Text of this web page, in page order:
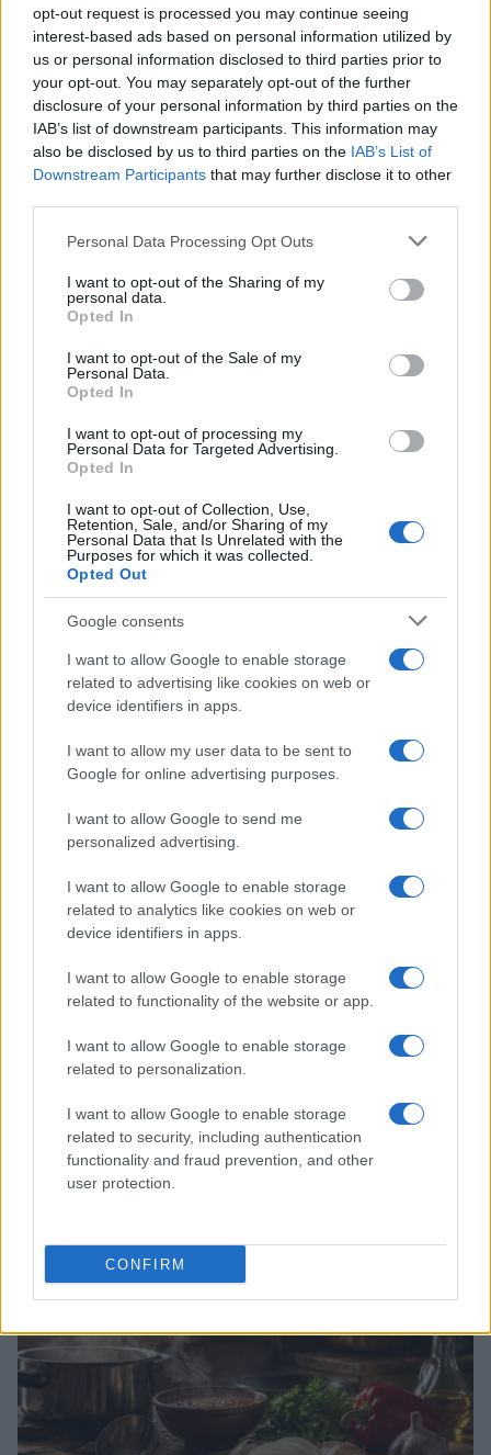
opt-out request is processed you may continue seeing
interest-based ads based on personal information utilized by
us or personal information disclosed to third parties prior to
your opt-out. You may separately opt-out of the further
disclosure of your personal information by third parties on the
IAB’s list of downstream participants. This information may
also be disclosed by us to third parties on the IAB’s List of
Downstream Participants that may further disclose it to other
Please note that this website/app uses one or more Google
not limited to your visit or usage behaviour. You may click to
grant or deny consent to Google and its third-party tags to
use your data for below specified purposes in below Google
consent section.
Personal Data Processing Opt Outs
I want to opt-out of the Sharing of my
personal data.
Opted In
I want to opt-out of the Sale of my
Personal Data.
Opted In
I want to opt-out of processing my
Personal Data for Targeted Advertising.
Opted In
I want to opt-out of Collection, Use,
Retention, Sale, and/or Sharing of my
Personal Data that Is Unrelated with the
Purposes for which it was collected.
Opted Out
Google consents
I want to allow Google to enable storage
related to advertising like cookies on web or
device identifiers in apps.
I want to allow my user data to be sent to
Google for online advertising purposes.
I want to allow Google to send me
personalized advertising.
I want to allow Google to enable storage
related to analytics like cookies on web or
device identifiers in apps.
I want to allow Google to enable storage
related to functionality of the website or app.
I want to allow Google to enable storage
related to personalization.
I want to allow Google to enable storage
related to security, including authentication
functionality and fraud prevention, and other
user protection.
CONFIRM
AUTOR
Ilaria Galli
Ilaria Galli firmó el desk que destapó un caso
administrativo en Trieste tras solicitudes de
acceso a documentos en el Ayuntamiento,
manteniendo la línea editorial de rigor
Porto Vecchio.
Medidas, iluminación y almacenamiento para una isla
de cocina funcional
CONSEJOS DE COCINA